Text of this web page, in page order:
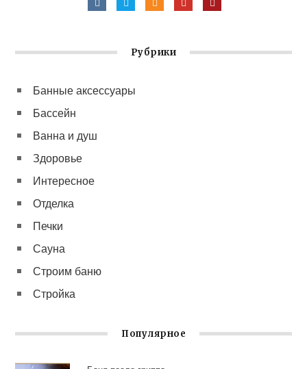
Рубрики
Банные аксессуары
Бассейн
Ванна и душ
Здоровье
Интересное
Отделка
Печки
Сауна
Строим баню
Стройка
Популярное